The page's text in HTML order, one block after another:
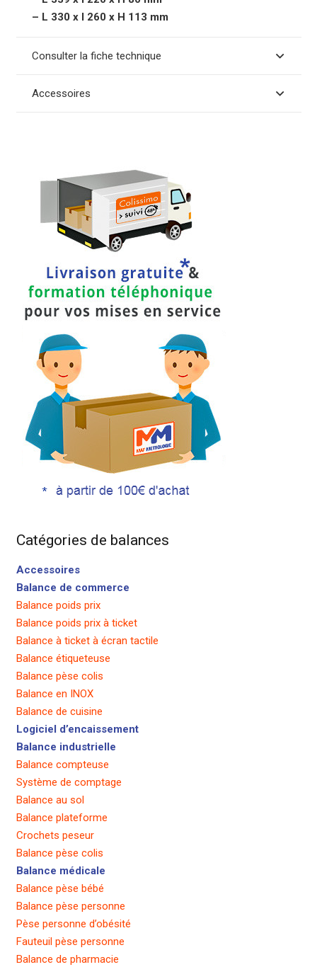
– L 330 x l 260 x H 113 mm
Consulter la fiche technique
Accessoires
Catégories de balances
Accessoires
Balance de commerce
Balance poids prix
Balance poids prix à ticket
Balance à ticket à écran tactile
Balance étiqueteuse
Balance pèse colis
Balance en INOX
Balance de cuisine
Logiciel d’encaissement
Balance industrielle
Balance compteuse
Système de comptage
Balance au sol
Balance plateforme
Crochets peseur
Balance pèse colis
Balance médicale
Balance pèse bébé
Balance pèse personne
Pèse personne d’obésité
Fauteuil pèse personne
Balance de pharmacie